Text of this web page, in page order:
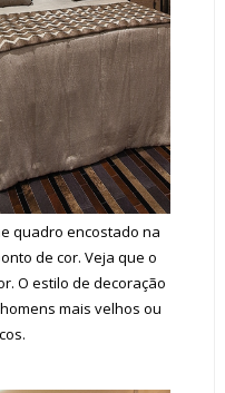
quadro encostado na
de cor. Veja que o
O estilo de decoração
mais velhos ou